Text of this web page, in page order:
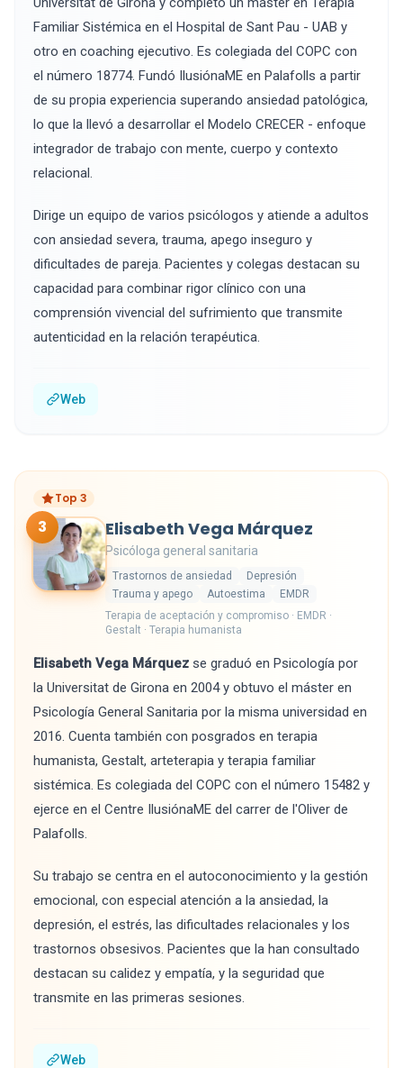
Familiar Sistémica en el Hospital de Sant Pau - UAB y
otro en coaching ejecutivo. Es colegiada del COPC con
el número 18774. Fundó IlusiónaME en Palafolls a partir
de su propia experiencia superando ansiedad patológica,
lo que la llevó a desarrollar el Modelo CRECER - enfoque
integrador de trabajo con mente, cuerpo y contexto
relacional.
Dirige un equipo de varios psicólogos y atiende a adultos
con ansiedad severa, trauma, apego inseguro y
dificultades de pareja. Pacientes y colegas destacan su
capacidad para combinar rigor clínico con una
comprensión vivencial del sufrimiento que transmite
autenticidad en la relación terapéutica.
Web
Top 3
3 Elisabeth Vega Márquez
Psicóloga general sanitaria
Trastornos de ansiedad
Depresión
Trauma y apego
Autoestima
EMDR
Terapia de aceptación y compromiso · EMDR ·
Gestalt · Terapia humanista
Elisabeth Vega Márquez se graduó en Psicología por
la Universitat de Girona en 2004 y obtuvo el máster en
Psicología General Sanitaria por la misma universidad en
2016. Cuenta también con posgrados en terapia
humanista, Gestalt, arteterapia y terapia familiar
sistémica. Es colegiada del COPC con el número 15482 y
ejerce en el Centre IlusiónaME del carrer de l'Oliver de
Palafolls.
Su trabajo se centra en el autoconocimiento y la gestión
emocional, con especial atención a la ansiedad, la
depresión, el estrés, las dificultades relacionales y los
trastornos obsesivos. Pacientes que la han consultado
destacan su calidez y empatía, y la seguridad que
transmite en las primeras sesiones.
Web